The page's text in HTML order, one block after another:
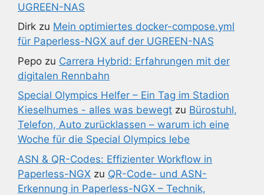
UGREEN-NAS
Dirk zu Mein optimiertes docker-compose.yml
für Paperless-NGX auf der UGREEN-NAS
Pepo zu Carrera Hybrid: Erfahrungen mit der
digitalen Rennbahn
Special Olympics Helfer – Ein Tag im Stadion
Kieselhumes - alles was bewegt zu Bürostuhl,
Telefon, Auto zurücklassen – warum ich eine
Woche für die Special Olympics lebe
ASN & QR-Codes: Effizienter Workflow in
Paperless-NGX zu QR-Code- und ASN-
Erkennung in Paperless-NGX – Technik,